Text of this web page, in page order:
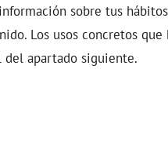
sobre tus
Los usos concretos
apartado siguiente.